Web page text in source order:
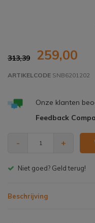
313,39 259,00
ARTIKELCODE SNB6201202
Onze klanten
Feedback
- +
Gratis bezorgen v.a.
Beschrijving